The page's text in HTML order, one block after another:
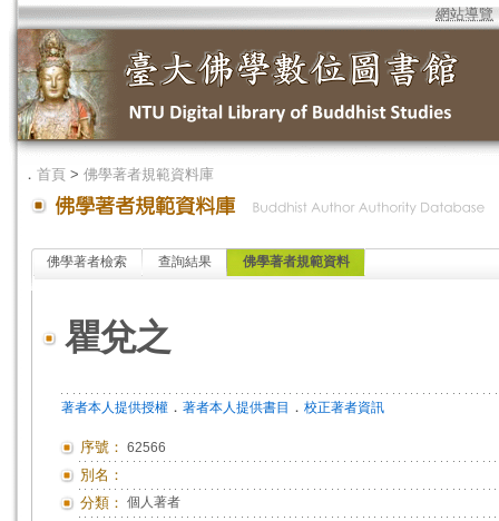
網站導覽
． 首頁 > 佛學著者規範資料庫
佛學著者檢索 查詢結果 佛學著者規範資料
瞿兌之
著者本人提供授權 ． 著者本人提供書目 ． 校正著者資訊
序號： 62566
別名：
分類： 個人著者